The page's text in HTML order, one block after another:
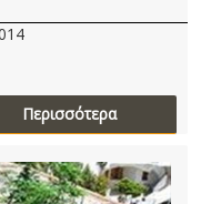
Περισσότερα